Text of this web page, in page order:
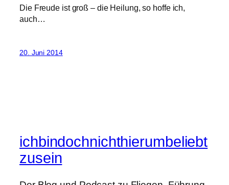
Die Freude ist groß – die Heilung, so hoffe ich,
auch…
20. Juni 2014
ichbindochnichthierumbeliebt
zusein